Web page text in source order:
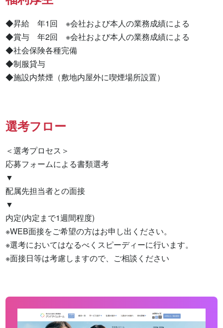
◆昇給　年1回　※会社および本人の業務成績による
◆賞与　年2回　※会社および本人の業務成績による
◆社会保険各種完備
◆制服貸与
◆施設内禁煙（敷地内屋外に喫煙場所設置）
選考フロー
＜選考プロセス＞
応募フォームによる書類選考
▼
配属先担当者との面接
▼
内定(内定まで1週間程度)
※WEB面接をご希望の方はお申し出ください。
※選考においてはなるべくスピーディーに行います。
※面接日等は考慮しますので、ご相談ください